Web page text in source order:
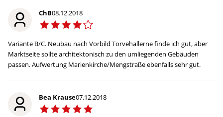
ChB08.12.2018
Variante B/C. Neubau nach Vorbild Torvehallerne finde ich gut, aber
Marktseite sollte architektonisch zu den umliegenden Gebäuden
passen. Aufwertung Marienkirche/Mengstraße ebenfalls sehr gut.
Bea Krause07.12.2018